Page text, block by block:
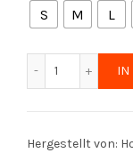
S M L
IN
Hergestellt von: